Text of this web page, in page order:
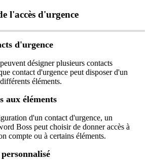
l'accès d'urgence
d'urgence
peuvent désigner plusieurs contacts
contact d'urgence peut disposer d'un
différents éléments.
s aux éléments
d'un contact d'urgence, un
Boss peut choisir de donner accès à
compte ou à certains éléments.
personnalisé